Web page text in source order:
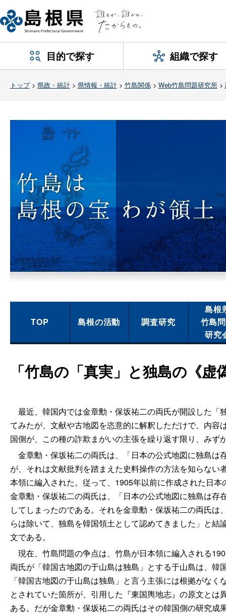
目的で探す 組織で探す
トップ> 県政・統計> 県情報・統計> 竹島関係> Web竹島問題研究所>
TOP 島根の活動 調査研究
島根
竹島
研究
「竹島の「真実」と独島の《
最近、韓国内では金章勳・保坂祐二の両氏が開設した「
てみたが、文献や古地図を恣意的に解釈しただけで、内
国側が、この種の詐欺まがいの主張を繰り返す限り、み
金章勳・保坂祐二の両氏は、「日本の公式地図に独島は
が、それは文献批判を踏まえた史料操作の方法を知らな
本領に編入された。従って、1905年以前に作成された日
金章勳・保坂祐二の両氏は、「日本の公式地図に独島は
してしまったのである。それを金章勳・保坂祐二の両氏
らは除いて、独島を韓国領土として認めてきました」と
文である。
現在、竹島問題の争点は、竹島が日本領に編入される
両氏が「韓国古地図の于山島は独島」とする于山島は、
「韓国古地図の于山島は独島」と言う主張には根拠がな
とされていた箇所が、引用した『東国輿地志』の原文と
ある。だが金章勳・保坂祐二の両氏はその韓国側の研究